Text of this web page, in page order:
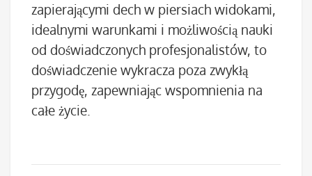
zapierającymi dech w piersiach widokami,
idealnymi warunkami i możliwością nauki
od doświadczonych profesjonalistów, to
doświadczenie wykracza poza zwykłą
przygodę, zapewniając wspomnienia na
całe życie.